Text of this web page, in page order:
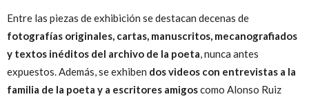
Entre las piezas de exhibición se destacan decenas de
fotografías originales, cartas, manuscritos, mecanografiados
y textos inéditos del archivo de la poeta, nunca antes
expuestos. Además, se exhiben dos videos con entrevistas a la
familia de la poeta y a escritores amigoscomo Alonso Ruiz